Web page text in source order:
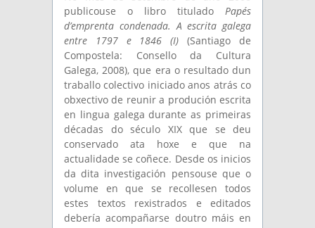
publicouse o libro titulado Papés
d’emprenta condenada. A escrita galega
entre 1797 e 1846 (I) (Santiago de
Compostela: Consello da Cultura
Galega, 2008), que era o resultado dun
traballo colectivo iniciado anos atrás co
obxectivo de reunir a produción escrita
en lingua galega durante as primeiras
décadas do século XIX que se deu
conservado ata hoxe e que na
actualidade se coñece. Desde os inicios
da dita investigación pensouse que o
volume en que se recollesen todos
estes textos rexistrados e editados
debería acompañarse doutro máis en